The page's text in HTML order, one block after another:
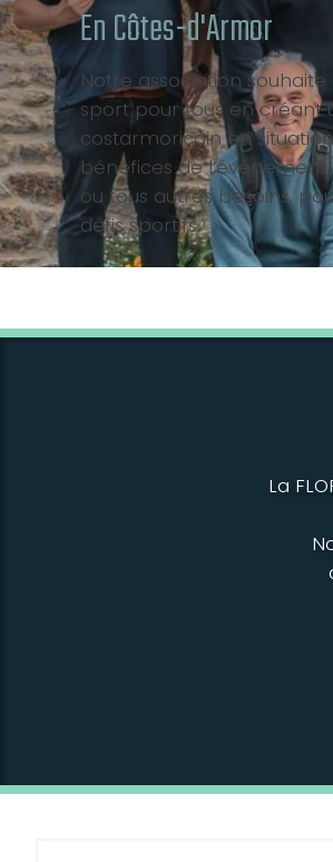
En Côtes-d'Armor
Notre association souhaite
sport pour tous en créant
costarmoricain en
bénéfices de
ou tous autres besoins,
défis sportifs.
La